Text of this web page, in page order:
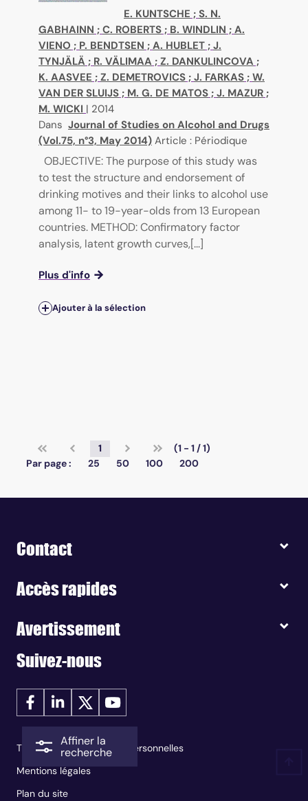
Affiner la
recherche
E. KUNTSCHE ; S. N.
GABHAINN ; C. ROBERTS ; B. WINDLIN ; A.
VIENO ; P. BENDTSEN ; A. HUBLET ; J.
TYNJÄLÄ ; R. VÄLIMAA ; Z. DANKULINCOVA ;
K. AASVEE ; Z. DEMETROVICS ; J. FARKAS ; W.
VAN DER SLUIJS ; M. G. DE MATOS ; J. MAZUR ;
M. WICKI | 2014
Dans Journal of Studies on Alcohol and Drugs
(Vol.75, n°3, May 2014) Article : Périodique
OBJECTIVE: The purpose of this study was
to test the structure and endorsement of
drinking motives and their links to alcohol use
among 11- to 19-year-olds from 13 European
countries. METHOD: Confirmatory factor
analysis, latent growth curves,[...]
Plus d'info
Ajouter à la sélection
1
(1 - 1 / 1)
Par page :
25 50 100 200
Contact
Accès rapides
Avertissement
Suivez-nous
Traitement des données personnelles
Mentions légales
Plan du site